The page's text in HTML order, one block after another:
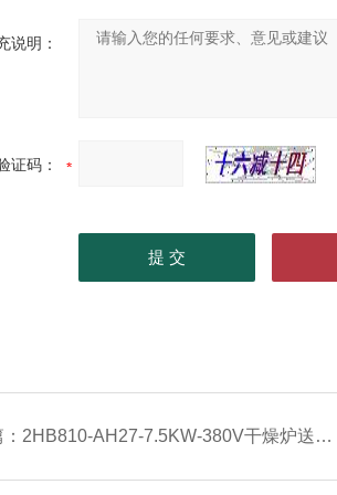
说明：
证码：
2HB810-AH27-7.5KW-380V干燥炉送风加热高压鼓风机